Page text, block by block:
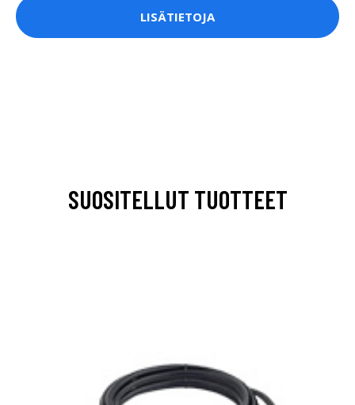
LISÄTIETOJA
SUOSITELLUT TUOTTEET